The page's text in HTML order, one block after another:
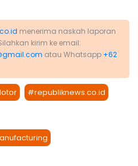
menerima naskah laporan
kirim ke email:
atau Whatsapp +62
#republiknews.co.id